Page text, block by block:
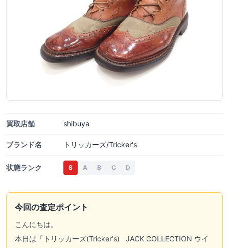
買取店舗 shibuya
ブランド名 トリッカーズ/Tricker's
状態ランク S A B C D
今回の査定ポイント
こんにちは。
本日は「 トリッカーズ(Tricker's) JACK COLLECTION ウイ